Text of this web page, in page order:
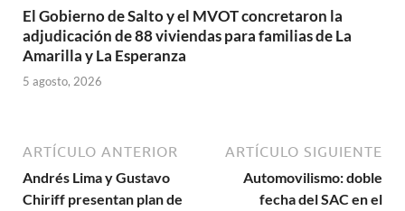
El Gobierno de Salto y el MVOT concretaron la
adjudicación de 88 viviendas para familias de La
Amarilla y La Esperanza
5 agosto, 2026
ARTÍCULO ANTERIOR
Andrés Lima y Gustavo
Chiriff presentan plan de
ARTÍCULO SIGUIENTE
Automovilismo: doble
fecha del SAC en el